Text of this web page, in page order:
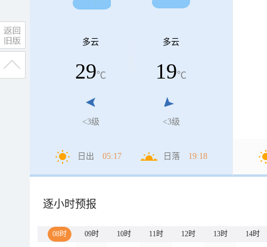
多云
29℃
<3级
多云
19℃
<3级
日出 05:17 日落 19:18
逐小时预报
08时 09时 10时 11时 12时 13时 14时